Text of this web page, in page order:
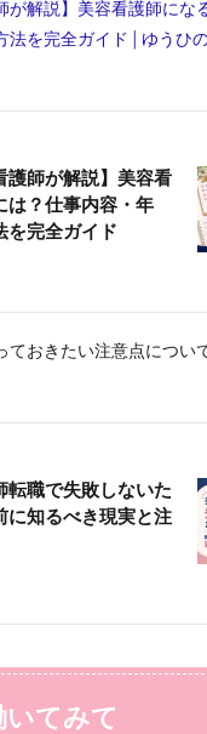
が解説】美容看護師にな
法を完全ガイド│ゆうひ
護師が解説】美容看
は？仕事内容・年
を完全ガイド
ておきたい注意点につい
転職で失敗しないた
に知るべき現実と注
いてみて